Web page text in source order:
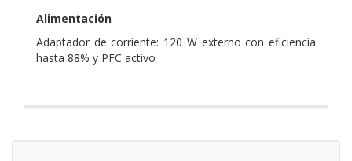
Alimentación
Adaptador de corriente: 120 W externo con eficiencia
hasta 88% y PFC activo